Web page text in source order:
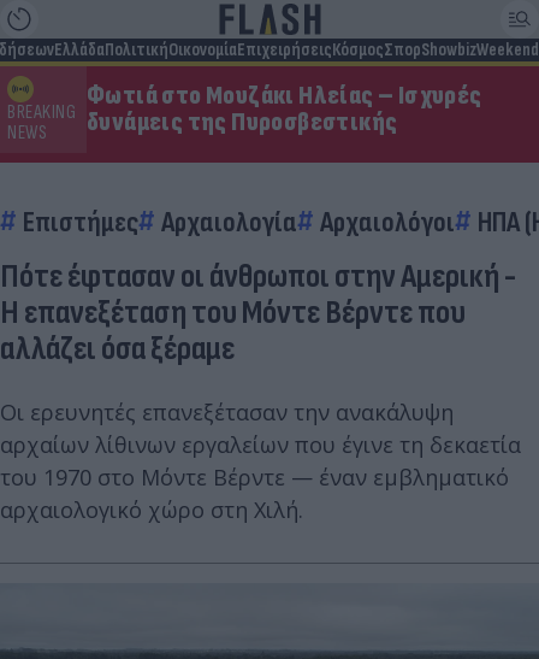
ΕλλάδαΠολιτικήΟικονομίαΕπιχειρήσειςΚόσμοςΣπορShowbizWeekend
BREAKING
NEWS
Φωτιά στο Μουζάκι Ηλείας – Ισχυρές
δυνάμεις της Πυροσβεστικής
Επιστήμες Αρχαιολογία Αρχαιολόγοι ΗΠΑ
Πότε έφτασαν οι άνθρωποι στην Αμερική -
Η επανεξέταση του Μόντε Βέρντε που
αλλάζει όσα ξέραμε
Οι ερευνητές επανεξέτασαν την ανακάλυψη
αρχαίων λίθινων εργαλείων που έγινε τη δεκαετία
του 1970 στο Μόντε Βέρντε — έναν εμβληματικό
αρχαιολογικό χώρο στη Χιλή.